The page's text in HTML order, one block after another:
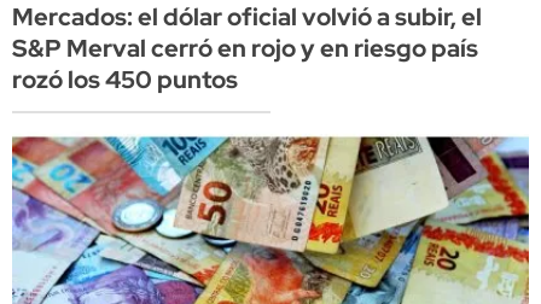
Mercados: el dólar oficial volvió a subir, el
S&P Merval cerró en rojo y en riesgo país
rozó los 450 puntos